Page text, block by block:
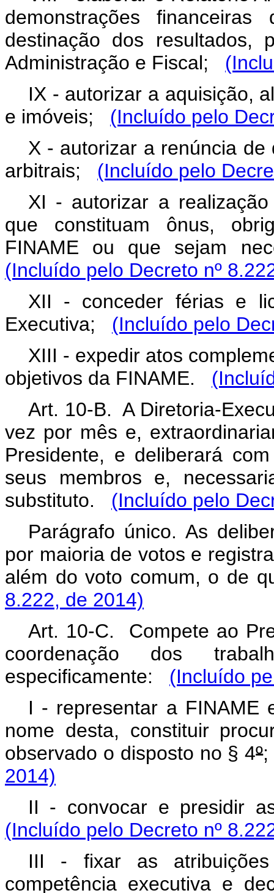
demonstrações
destinação dos resultados,
Administração e Fiscal;
IX - autorizar a aquisição,
e imóveis; (Incluído pelo
X - autorizar a renúncia
arbitrais; (Incluído pelo
XI - autorizar a
que constituam ônus,
FINAME ou que sejam
(Incluído pelo Decreto nº
XII - conceder férias e
Executiva; (Incluído pelo
XIII - expedir atos
objetivos da FINAME.
Art. 10-B. A Diretoria-
vez por mês e,
Presidente, e deliberará
seus membros e,
substituto. (Incluído pelo
Parágrafo único. As
por maioria de votos e
além do voto comum, o de
8.222, de 2014)
Art. 10-C. Compete ao
coordenação dos
especificamente: (Incluído
I - representar a FINAME
nome desta, constituir
observado o disposto no § 4º
2014)
II - convocar e presidir
(Incluído pelo Decreto nº
III - fixar as atribuições
competência executiva e